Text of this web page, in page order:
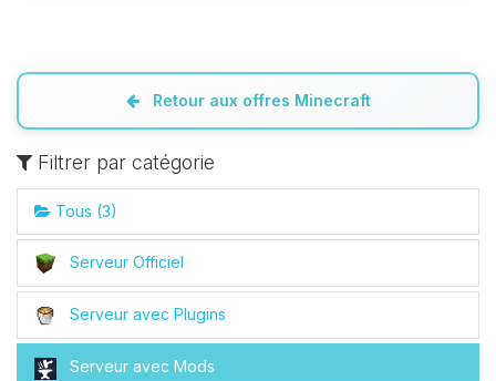
Retour aux offres Minecraft
Filtrer par catégorie
Tous (3)
Serveur Officiel
Serveur avec Plugins
Serveur avec Mods
Youpi, enfin quelqu’un pour me
parler ! Moi c’est Choupy, ton petit
assistant BoxToPlay. Dis-moi ce dont
tu as besoin et je vais remuer mes